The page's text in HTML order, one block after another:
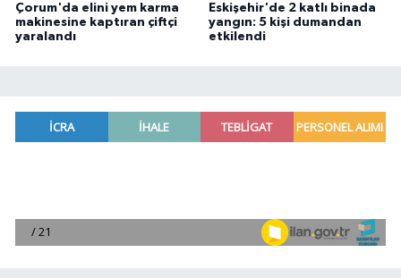
Çorum'da elini yem karma
makinesine kaptıran çiftçi
yaralandı
Eskişehir'de 2 katlı binada
yangın: 5 kişi dumandan
etkilendi